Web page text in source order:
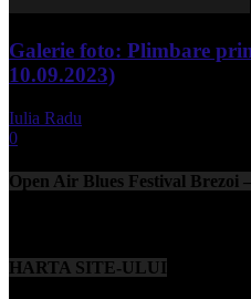
Galerie foto: Plimbare
10.09.2023)
Iulia Radu
0
Open Air Blues Festival Brezoi
HARTA SITE-ULUI